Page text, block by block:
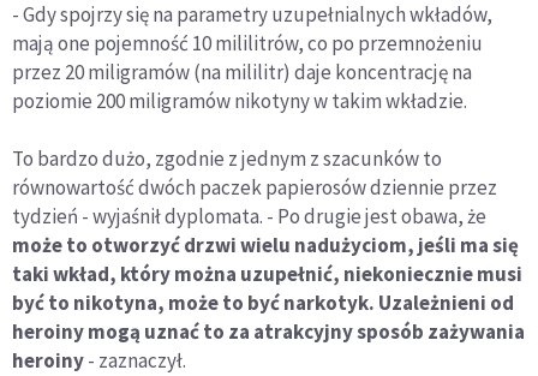
- Gdy spojrzy się na parametry uzupełnialnych wkładów,
mają one pojemność 10 mililitrów, co po przemnożeniu
przez 20 miligramów (na mililitr) daje koncentrację na
poziomie 200 miligramów nikotyny w takim wkładzie.
To bardzo dużo, zgodnie z jednym z szacunków to
równowartość dwóch paczek papierosów dziennie przez
tydzień - wyjaśnił dyplomata. - Po drugie jest obawa, że
może to otworzyć drzwi wielu nadużyciom, jeśli ma się
taki wkład, który można uzupełnić, niekoniecznie musi
być to nikotyna, może to być narkotyk. Uzależnieni od
heroiny mogą uznać to za atrakcyjny sposób zażywania
heroiny- zaznaczył.